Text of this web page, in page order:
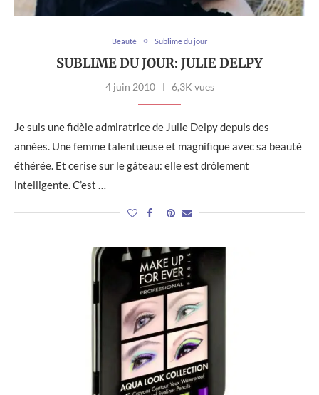
Beauté Sublime du jour
SUBLIME DU JOUR: JULIE DELPY
4 juin 2010 6,3K vues
Je suis une fidèle admiratrice de Julie Delpy depuis des
années. Une femme talentueuse et magnifique avec sa beauté
éthérée. Et cerise sur le gâteau: elle est drôlement
intelligente. C’est …